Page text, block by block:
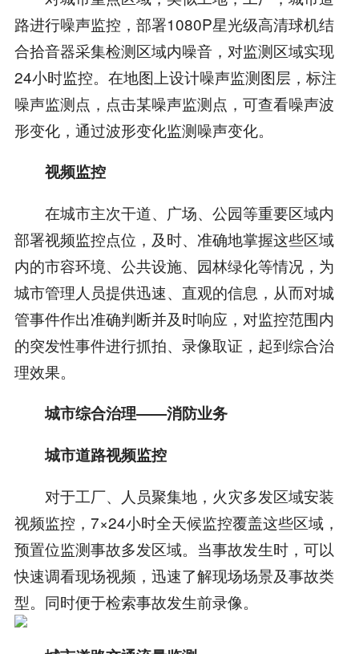
路进行噪声监控，部署1080P星光级高清球机结
合拾音器采集检测区域内噪音，对监测区域实现
24小时监控。在地图上设计噪声监测图层，标注
噪声监测点，点击某噪声监测点，可查看噪声波
形变化，通过波形变化监测噪声变化。
视频监控
在城市主次干道、广场、公园等重要区域内
部署视频监控点位，及时、准确地掌握这些区域
内的市容环境、公共设施、园林绿化等情况，为
城市管理人员提供迅速、直观的信息，从而对城
管事件作出准确判断并及时响应，对监控范围内
的突发性事件进行抓拍、录像取证，起到综合治
理效果。
城市综合治理——消防业务
城市道路视频监控
对于工厂、人员聚集地，火灾多发区域安装
视频监控，7×24小时全天候监控覆盖这些区域，
预置位监测事故多发区域。当事故发生时，可以
快速调看现场视频，迅速了解现场场景及事故类
型。同时便于检索事故发生前录像。